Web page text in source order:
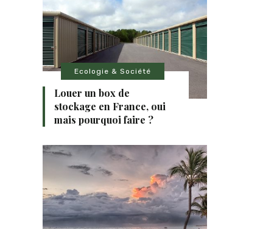
Ecologie & Société
Louer un box de
stockage en France, oui
mais pourquoi faire ?